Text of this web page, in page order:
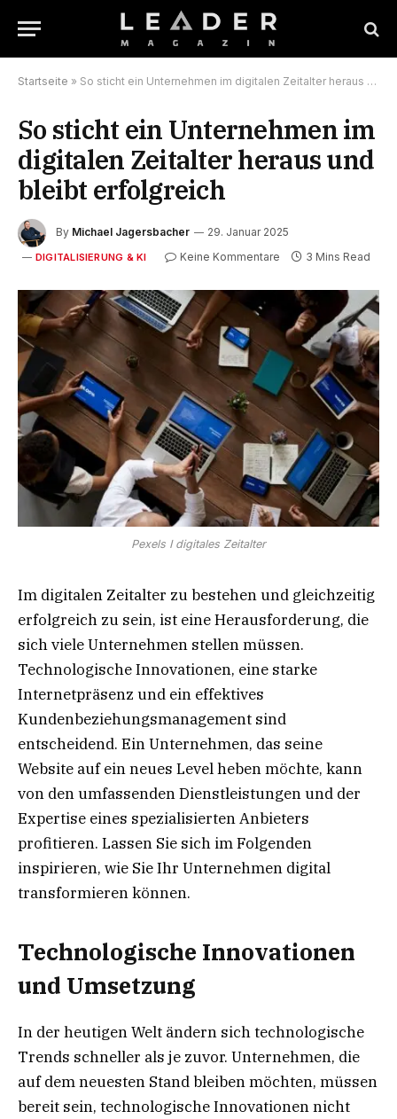
Startseite » So sticht ein Unternehmen im digitalen Zeitalter heraus und bleibt erfolgreich
So sticht ein Unternehmen im
digitalen Zeitalter heraus und
bleibt erfolgreich
By Michael Jagersbacher 29. Januar 2025
DIGITALISIERUNG & KI Keine Kommentare 3 Mins Read
Pexels I digitales Zeitalter
Im digitalen Zeitalter zu bestehen und gleichzeitig
erfolgreich zu sein, ist eine Herausforderung, die
sich viele Unternehmen stellen müssen.
Technologische Innovationen, eine starke
Internetpräsenz und ein effektives
Kundenbeziehungsmanagement sind
entscheidend. Ein Unternehmen, das seine
Website auf ein neues Level heben möchte, kann
von den umfassenden Dienstleistungen und der
Expertise eines spezialisierten Anbieters
profitieren. Lassen Sie sich im Folgenden
inspirieren, wie Sie Ihr Unternehmen digital
transformieren können.
Technologische Innovationen
und Umsetzung
In der heutigen Welt ändern sich technologische
Trends schneller als je zuvor. Unternehmen, die
auf dem neuesten Stand bleiben möchten, müssen
bereit sein, technologische Innovationen nicht